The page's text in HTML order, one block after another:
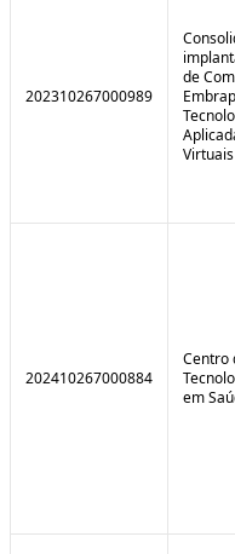
202310267000989
de
Virtuais
202410267000884
Centro
em